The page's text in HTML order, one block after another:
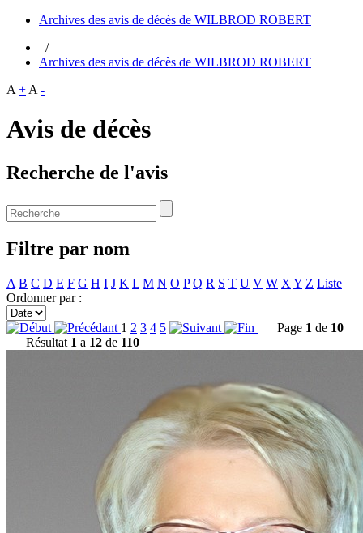
Archives des avis de décès de WILBROD ROBERT
/
Archives des avis de décès de WILBROD ROBERT
A + A -
Avis de décès
Recherche de l'avis
Filtre par nom
A B C D E F G H I J K L M N O P Q R S T U V W X Y Z Liste
Ordonner par :
1 2 3 4 5 Page 1 de 10
Résultat 1 a 12 de 110